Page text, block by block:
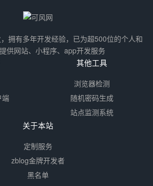
拥有多年开发经验，已为超500位的个人和
供网站、小程序、app开发服务
端
其他工具
浏览器检测
随机密码生成
站点监测系统
关于本站
定制服务
zblog金牌开发者
黑名单